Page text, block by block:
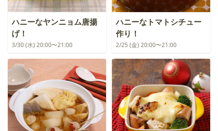
ハニーなヤンニョム唐揚
げ！
3/30 (水) 20:00〜21:00
ハニーなトマトシチュー
作り！
2/25 (金) 20:00〜21:00